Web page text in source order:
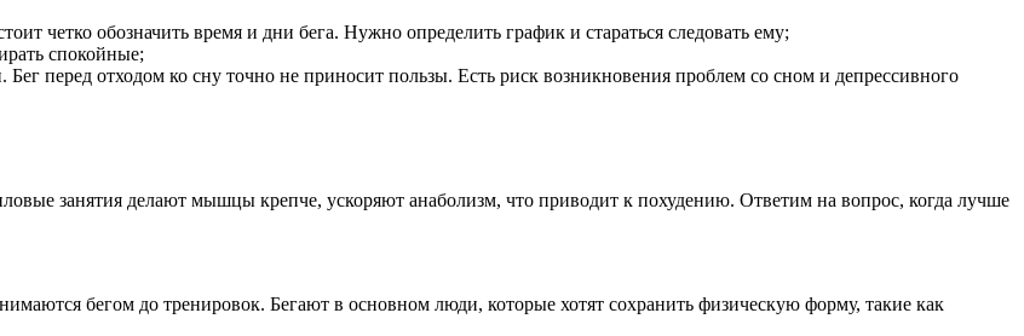
четко обозначить время и дни бега. Нужно определить график и стараться следовать ему;
спокойные;
Бег перед отходом ко сну точно не приносит пользы. Есть риск возникновения проблем со сном и депрессивного
занятия делают мышцы крепче, ускоряют анаболизм, что приводит к похудению. Ответим на вопрос, когда лучше
бегом до тренировок. Бегают в основном люди, которые хотят сохранить физическую форму, такие как